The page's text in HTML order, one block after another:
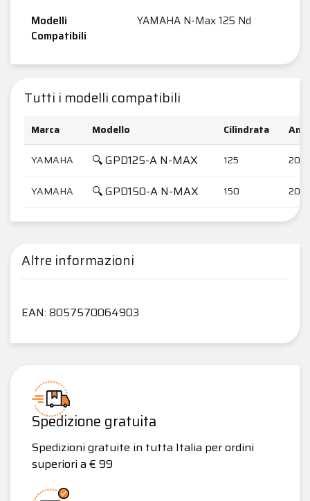
Modelli
Compatibili
YAMAHA N-Max 125 Nd
Tutti i modelli compatibili
Marca Modello Cilindrata
Anni
YAMAHA
🔍 GPD125-A N-MAX 125
YAMAHA 🔍 GPD150-A N-MAX 150
Altre informazioni
EAN: 8057570064903
Spedizione gratuita
Spedizioni gratuite in tutta Italia per ordini
superiori a € 99